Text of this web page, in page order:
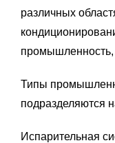
различных
промышленность,
Типы
подразделяются
Испарительная